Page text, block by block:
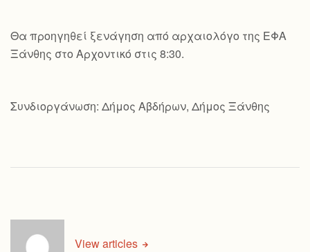
Θα προηγηθεί ξενάγηση από αρχαιολόγο της ΕΦΑ
Ξάνθης στο Αρχοντικό στις 8:30.
Συνδιοργάνωση: Δήμος Αβδήρων, Δήμος Ξάνθης
View articles